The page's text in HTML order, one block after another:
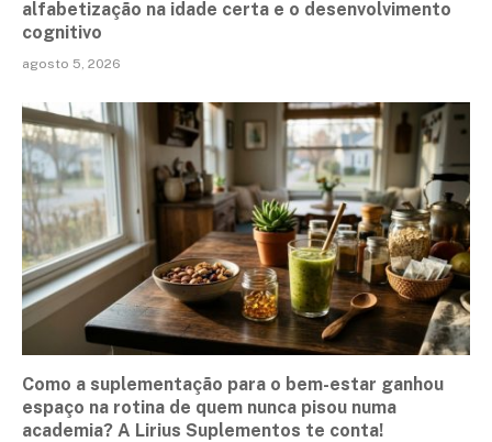
alfabetização na idade certa e o desenvolvimento
cognitivo
agosto 5, 2026
Como a suplementação para o bem-estar ganhou
espaço na rotina de quem nunca pisou numa
academia? A Lirius Suplementos te conta!